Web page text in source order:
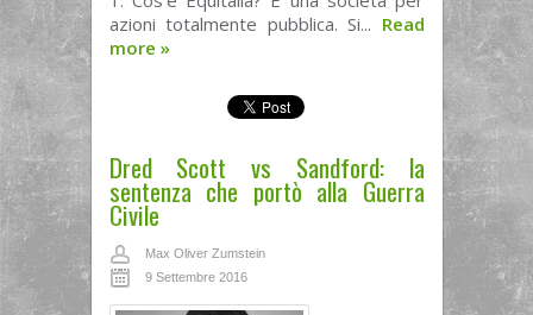
azioni totalmente pubblica. Si... Read
more »
Dred Scott vs Sandford: la
sentenza che portò alla Guerra
Civile
Max Oliver Zumstein
9 Settembre 2016